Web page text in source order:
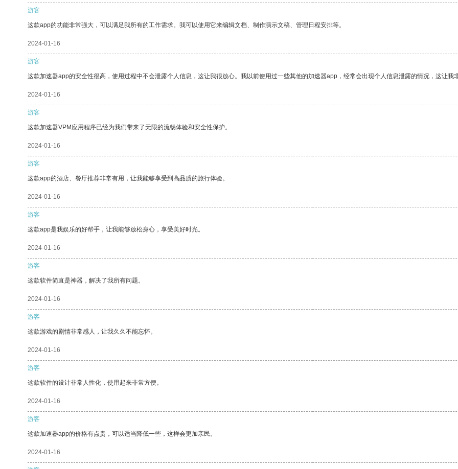
游客
这款app的功能非常强大，可以满足我所有的工作需求。我可以使用它来编辑文档、制作演示文稿、管理日程安排等。
2024-01-16
游客
这款加速器app的安全性很高，使用过程中不会泄露个人信息，这让我很放心。我以前使用过一些其他的加速器app，经常会出现个人信息泄露的情况，这让我
2024-01-16
游客
这款加速器VPM应用程序已经为我们带来了无限的流畅体验和安全性保护。
2024-01-16
游客
这款app的酒店、餐厅推荐非常有用，让我能够享受到高品质的旅行体验。
2024-01-16
游客
这款app是我娱乐的好帮手，让我能够放松身心，享受美好时光。
2024-01-16
游客
这款软件简直是神器，解决了我所有问题。
2024-01-16
游客
这款游戏的剧情非常感人，让我久久不能忘怀。
2024-01-16
游客
这款软件的设计非常人性化，使用起来非常方便。
2024-01-16
游客
这款加速器app的价格有点贵，可以适当降低一些，这样会更加亲民。
2024-01-16